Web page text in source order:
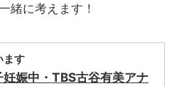
緒に考えます！
ます
妊娠中・TBS古谷有美アナ